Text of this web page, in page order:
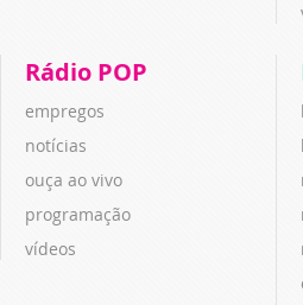
Rádio POP
empregos
notícias
ouça ao vivo
programação
vídeos